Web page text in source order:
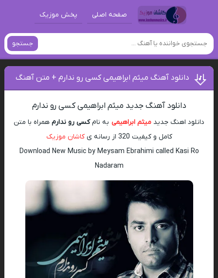
صفحه اصلی پخش موزیک
جستجو
دانلود آهنگ میثم ابراهیمی کسی رو ندارم + متن آهنگ
دانلود آهنگ جدید میثم ابراهیمی کسی رو ندارم
دانلود اهنگ جدید میثم ابراهیمی به نامکسی رو ندارم همراه با متن
کامل و کیفیت 320 از رسانه ی
کاشان موزیک
Download New Music by Meysam Ebrahimi called Kasi Ro
Nadaram